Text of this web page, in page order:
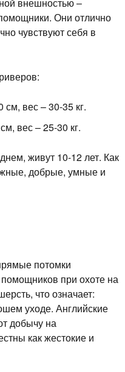
Они отлично
чувствуют себя в
вес – 30-35 кг.
вес – 25-30 кг.
живут 10-12 лет. Как
добрые, умные и
потомки
при охоте на
что означает:
уходе. Английские
добычу на
как жестокие и